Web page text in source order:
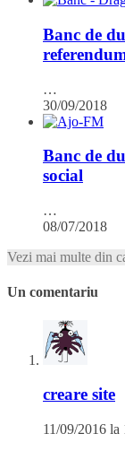
Banc de
…
30/09/2018
Banc de
social
…
08/07/2018
Vezi mai multe din
Un comentariu
creare site
11/09/2016 la